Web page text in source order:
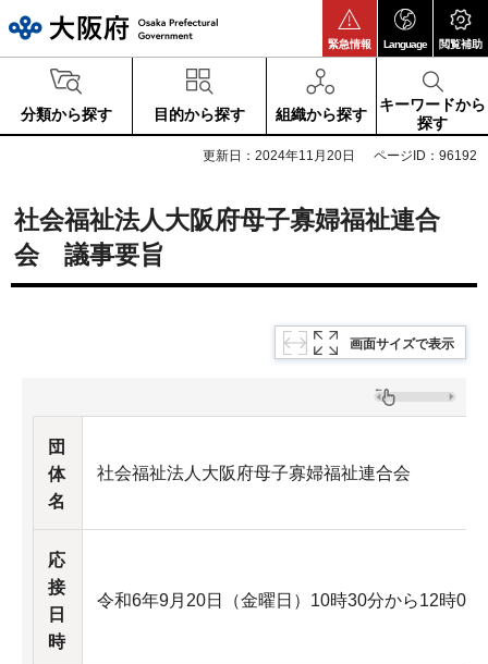
緊急情報 Language 閲覧補助
分類から探す 目的から探す 組織から探す
キーワードから
探す
更新日：2024年11月20日 ページID：96192
社会福祉法人大阪府母子寡婦福祉連合
会 議事要旨
画面サイズで表示
団
体
名
社会福祉法人大阪府母子寡婦福祉連合会
応
接
日
時
令和6年9月20日（金曜日）10時30分から12時00